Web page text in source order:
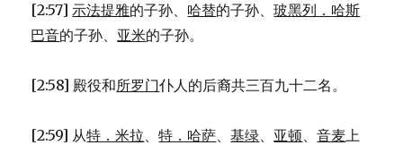
[2:57]示法提雅的子孙、 哈替的子孙、玻黑列．哈斯
巴音的子孙、 亚米的子孙。
[2:58] 殿役和所罗门仆人的后裔共三百九十二名。
[2:59] 从特．米拉、特．哈萨、基绿、 亚顿、音麦上